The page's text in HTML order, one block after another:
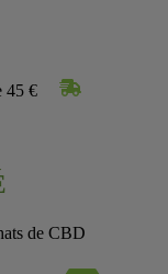
45 €
de CBD